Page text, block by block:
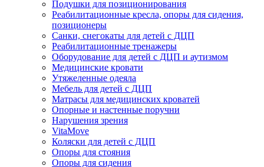
Подушки для позиционирования
Реабилитационные кресла, опоры для сидения,
позиционеры
Санки, снегокаты для детей с ДЦП
Реабилитационные тренажеры
Оборудование для детей с ДЦП и аутизмом
Медицинские кровати
Утяжеленные одеяла
Мебель для детей с ДЦП
Матрасы для медицинских кроватей
Опорные и настенные поручни
Нарушения зрения
VitaMove
Коляски для детей с ДЦП
Опоры для стояния
Опоры для сидения